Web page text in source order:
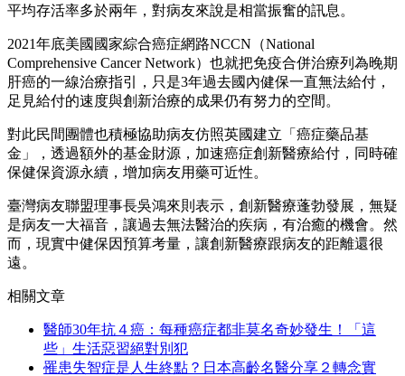
平均存活率多於兩年，對病友來說是相當振奮的訊息。
2021年底美國國家綜合癌症網路NCCN（National
Comprehensive Cancer Network）也就把免疫合併治療列為晚期
肝癌的一線治療指引，只是3年過去國內健保一直無法給付，
足見給付的速度與創新治療的成果仍有努力的空間。
對此民間團體也積極協助病友仿照英國建立「癌症藥品基
金」，透過額外的基金財源，加速癌症創新醫療給付，同時確
保健保資源永續，增加病友用藥可近性。
臺灣病友聯盟理事長吳鴻來則表示，創新醫療蓬勃發展，無疑
是病友一大福音，讓過去無法醫治的疾病，有治癒的機會。然
而，現實中健保因預算考量，讓創新醫療跟病友的距離還很
遠。
相關文章
醫師30年抗４癌：每種癌症都非莫名奇妙發生！「這
些」生活惡習絕對別犯
罹患失智症是人生終點？日本高齡名醫分享２轉念實